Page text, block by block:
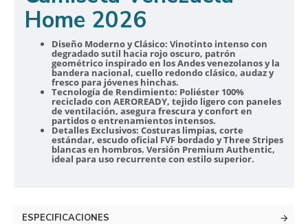
Home 2026
Diseño Moderno y Clásico: Vinotinto intenso con
degradado sutil hacia rojo oscuro, patrón
geométrico inspirado en los Andes venezolanos y la
bandera nacional, cuello redondo clásico, audaz y
fresco para jóvenes hinchas.
Tecnología de Rendimiento: Poliéster 100%
reciclado con AEROREADY, tejido ligero con paneles
de ventilación, asegura frescura y confort en
partidos o entrenamientos intensos.
Detalles Exclusivos: Costuras limpias, corte
estándar, escudo oficial FVF bordado y Three Stripes
blancas en hombros. Versión Premium Authentic,
ideal para uso recurrente con estilo superior.
ESPECIFICACIONES